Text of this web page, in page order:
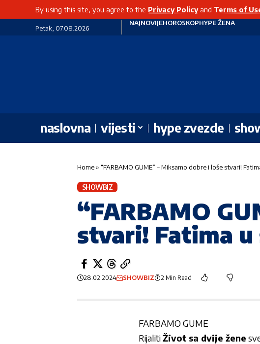
By using this site, you agree to the Privacy Policyand Terms of
Petak, 07.08.2026
NAJNOVIJEHOROSKOPHYPE ŽENA
naslovna vijesti hype zvezde
Home» “FARBAMO GUME” – Miksamo dobre i loše stvari!
SHOWBIZ
“FARBAMO
stvari! Fatima
28.02.2024 SHOWBIZ 2 Min Read
FARBAMO GUME
RijalitiŽivot sa dvije žene